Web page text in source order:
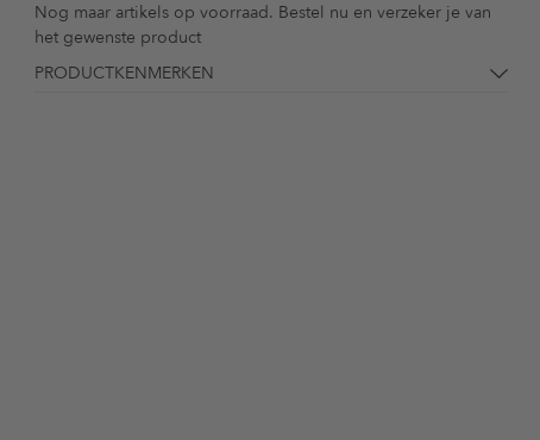
Nog maar artikels op voorraad. Bestel nu en verzeker je van
het gewenste product
PRODUCTKENMERKEN